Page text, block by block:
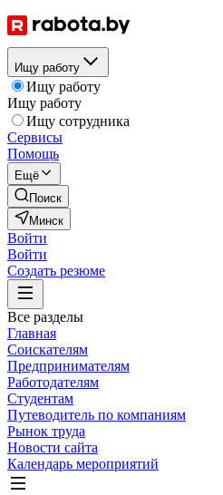
Ищу работу
Ищу работу
Ищу работу
Ищу сотрудника
Сервисы
Помощь
Ещё
Поиск
Минск
Войти
Войти
Создать резюме
Все разделы
Главная
Соискателям
Предпринимателям
Работодателям
Студентам
Путеводитель по компаниям
Рынок труда
Новости сайта
Календарь мероприятий